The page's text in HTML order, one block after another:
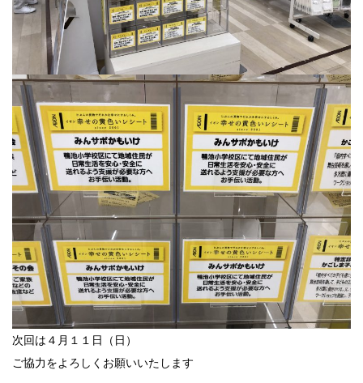
次回は４月１１日（日）
ご協力をよろしくお願いいたします